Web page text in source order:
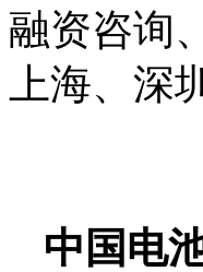
融资咨询
上海、
中国电